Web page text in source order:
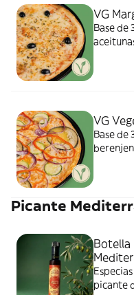
VG
Base de
VG
Base de
Picante
Botella
picante